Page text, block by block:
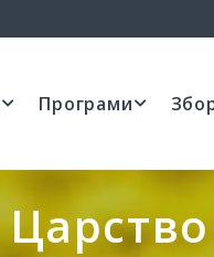
Програми